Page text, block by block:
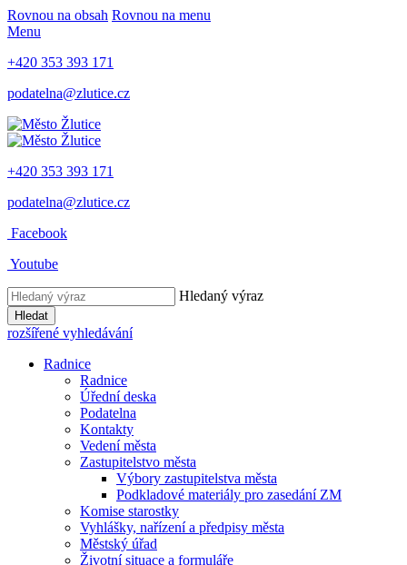
Rovnou na obsah Rovnou na menu
Menu
+420 353 393 171
podatelna@zlutice.cz
+420 353 393 171
podatelna@zlutice.cz
Facebook
Youtube
Hledaný výraz
Hledat
rozšířené vyhledávání
Radnice
Radnice
Úřední deska
Podatelna
Kontakty
Vedení města
Zastupitelstvo města
Výbory zastupitelstva města
Podkladové materiály pro zasedání ZM
Komise starostky
Vyhlášky, nařízení a předpisy města
Městský úřad
Životní situace a formuláře